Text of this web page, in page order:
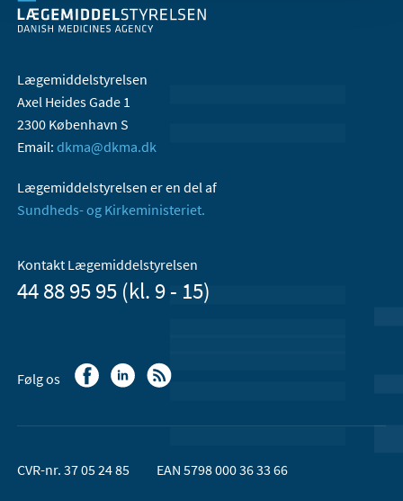
Lægemiddelstyrelsen
Axel Heides Gade 1
2300 København S
Email: dkma@dkma.dk
Lægemiddelstyrelsen er en del af
Sundheds- og Kirkeministeriet.
Kontakt Lægemiddelstyrelsen
44 88 95 95 (kl. 9 - 15)
Følg os
CVR-nr. 37 05 24 85 EAN 5798 000 36 33 66